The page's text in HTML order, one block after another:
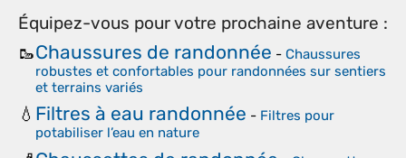
Équipez-vous pour votre prochaine aventure :
🥾Chaussures de randonnée - Chaussures
robustes et confortables pour randonnées sur sentiers
et terrains variés
💧 Filtres à eau randonnée - Filtres pour
potabiliser l’eau en nature